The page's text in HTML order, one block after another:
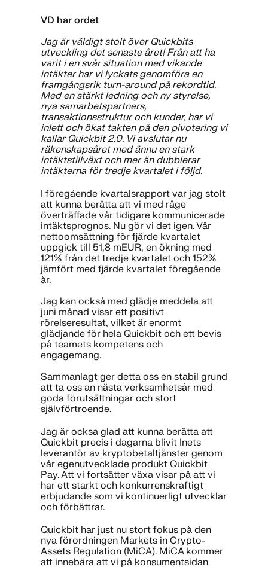
VD har ordet
Jag är väldigt stolt över Quickbits
utveckling det senaste året! Från att ha
varit i en svår situation med vikande
intäkter har vi lyckats genomföra en
framgångsrik turn-around på rekordtid.
Med en stärkt ledning och ny styrelse,
nya samarbetspartners,
transaktionsstruktur och kunder, har vi
inlett och ökat takten på den pivotering vi
kallar Quickbit 2.0. Vi avslutar nu
räkenskapsåret med ännu en stark
intäktstillväxt och mer än dubblerar
intäkterna för tredje kvartalet i följd.
I föregående kvartalsrapport var jag stolt
att kunna berätta att vi med råge
överträffade vår tidigare kommunicerade
intäktsprognos. Nu gör vi det igen. Vår
nettoomsättning för fjärde kvartalet
uppgick till 51,8 mEUR, en ökning med
121% från det tredje kvartalet och 152%
jämfört med fjärde kvartalet föregående
år.
Jag kan också med glädje meddela att
juni månad visar ett positivt
rörelseresultat, vilket är enormt
glädjande för hela Quickbit och ett bevis
på teamets kompetens och
engagemang.
Sammanlagt ger detta oss en stabil grund
att ta oss an nästa verksamhetsår med
goda förutsättningar och stort
självförtroende.
Jag är också glad att kunna berätta att
Quickbit precis i dagarna blivit Inets
leverantör av kryptobetaltjänster genom
vår egenutvecklade produkt Quickbit
Pay. Att vi fortsätter växa visar på att vi
har ett starkt och konkurrenskraftigt
erbjudande som vi kontinuerligt utvecklar
och förbättrar.
Quickbit har just nu stort fokus på den
nya förordningen Markets in Crypto-
Assets Regulation (MiCA). MiCA kommer
att innebära att vi på konsumentsidan